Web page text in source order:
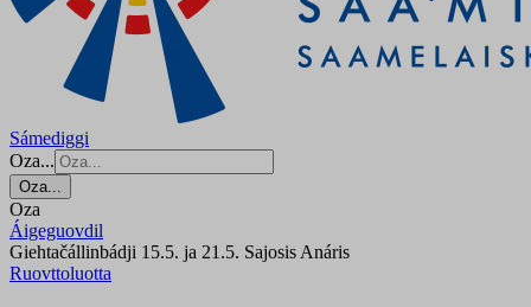
Sámediggi
Oza...
Oza...
Oza
Áigeguovdil
Giehtačállinbádji 15.5. ja 21.5. Sajosis Anáris
Ruovttoluotta